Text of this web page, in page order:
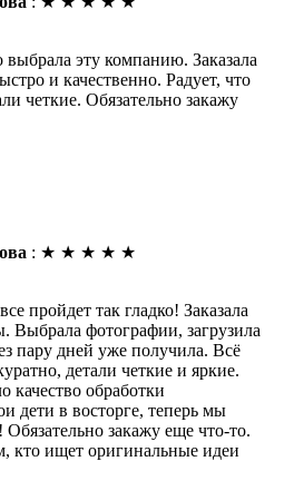
эту компанию. Заказала
и качественно. Радует, что
четкие. Обязательно закажу
: ★ ★ ★ ★ ★
пройдет так гладко! Заказала
Выбрала фотографии, загрузила
пару дней уже получила. Всё
детали четкие и яркие.
качество обработки
дети в восторге, теперь мы
Обязательно закажу еще что-то.
кто ищет оригинальные идеи